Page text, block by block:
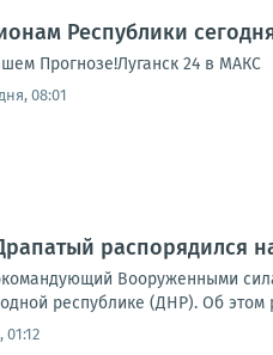
Республики
Прогнозе!Луганск 24 в МАКС
08:01
распорядился
Вооруженными
республике (ДНР). Об этом
01:12